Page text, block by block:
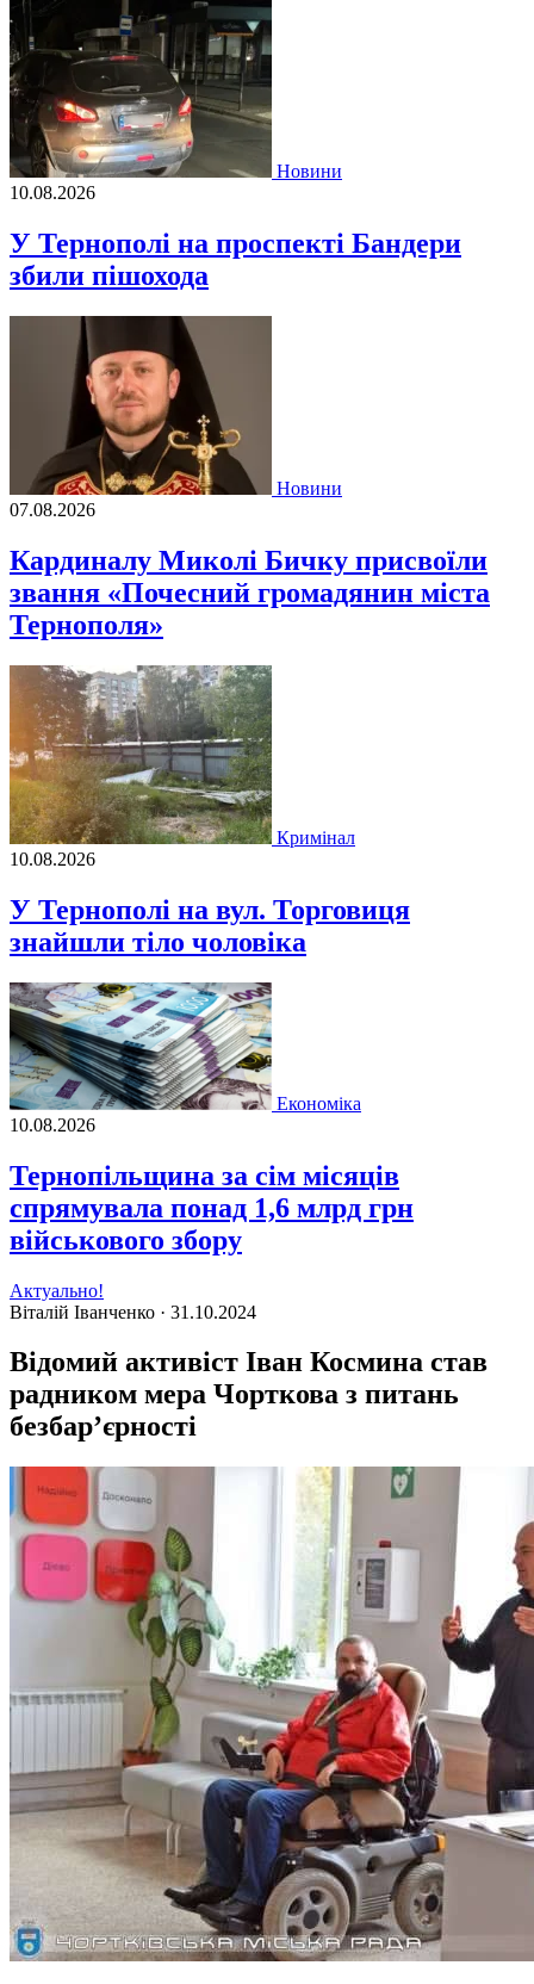
Новини
10.08.2026
У Тернополі на проспекті Бандери
збили пішохода
Новини
07.08.2026
Кардиналу Миколі Бичку присвоїли
звання «Почесний громадянин міста
Тернополя»
Кримінал
10.08.2026
У Тернополі на вул. Торговиця
знайшли тіло чоловіка
Економіка
10.08.2026
Тернопільщина за сім місяців
спрямувала понад 1,6 млрд грн
військового збору
Актуально!
Віталій Іванченко · 31.10.2024
Відомий активіст Іван Космина став
радником мера Чорткова з питань
безбар’єрності